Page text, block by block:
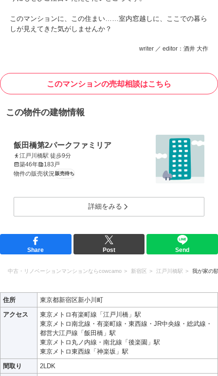
このマンションに、この住まい……室内窓越しに、ここでの暮ら
しが見えてきた気がしませんか？
writer ／ editor：酒井 大作
このマンションの売却相談はこちら
この物件の建物情報
飯田橋第2パークファミリア
江戸川橋駅 徒歩9分
築46年
183戸
物件の販売状況販売待ち
詳細をみる
Share Post Send
中古・リノベーションマンションならcowcamo 新宿区 江戸川橋駅 我が家の
住所
東京都新宿区新小川町
アクセス
東京メトロ有楽町線「江戸川橋」駅
東京メトロ南北線・有楽町線・東西線・JR中央線・総武線・
都営大江戸線「飯田橋」駅
東京メトロ丸ノ内線・南北線「後楽園」駅
東京メトロ東西線「神楽坂」駅
間取り
2LDK